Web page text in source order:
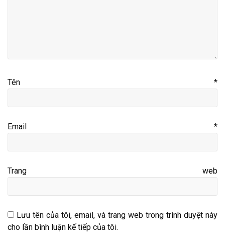
Tên *
Email *
Trang web
Lưu tên của tôi, email, và trang web trong trình duyệt này
cho lần bình luận kế tiếp của tôi.